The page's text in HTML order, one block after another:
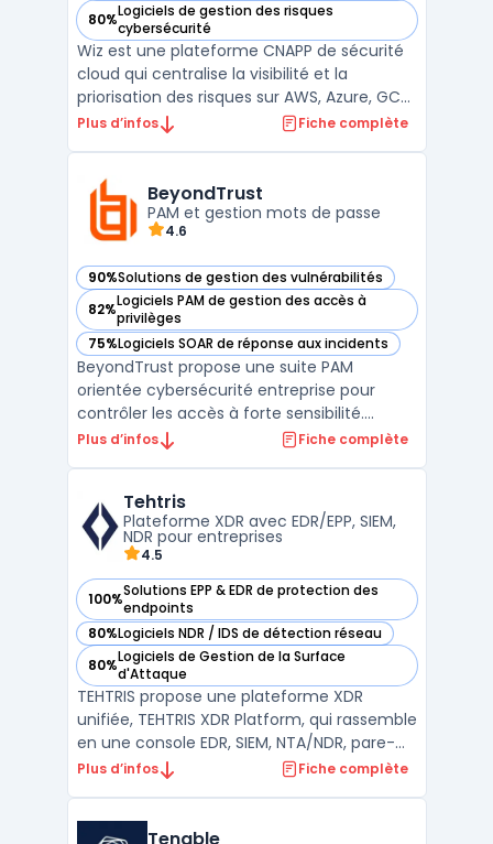
80%Logiciels de gestion des risques
cybersécurité
— voir Wiz dans cette catégorie
Wiz est une plateforme CNAPP de sécurité
cloud qui centralise la visibilité et la
priorisation des risques sur AWS, Azure, GCP
et Kubernetes via une approche agentless
conformité afin de cartographier
configurations, ident ...
Plus d’infos Fiche complète
BeyondTrust
PAM et gestion mots de passe
4.6
90%Solutions de gestion des vulnérabilités
— voir BeyondTrust dans cette catégorie
82%Logiciels PAM de gestion des accès à
privilèges
— voir BeyondTrust dans cette catégorie
75%Logiciels SOAR de réponse aux incidents
— voir BeyondTrust dans cette catégorie
BeyondTrust propose une suite PAM
orientée cybersécurité entreprise pour
contrôler les accès à forte sensibilité.
L’approche combine gestion des mots de
l’exposition aux risques liés aux comptes à
haut niveau d’autor ...
Plus d’infos Fiche complète
Tehtris
Plateforme XDR avec EDR/EPP, SIEM,
NDR pour entreprises
4.5
100%Solutions EPP & EDR de protection des
endpoints
— voir Tehtris dans cette catégorie
80%Logiciels NDR / IDS de détection réseau
— voir Tehtris dans cette catégorie
80%Logiciels de Gestion de la Surface
d'Attaque
— voir Tehtris dans cette catégorie
TEHTRIS propose une plateforme XDR
unifiée, TEHTRIS XDR Platform, qui rassemble
en une console EDR, SIEM, NTA/NDR, pare-
feu DNS, SOAR et CTI pour détection et
Proofpoint) et s’intègre via API. Déploiement
Plus d’infos Fiche complète